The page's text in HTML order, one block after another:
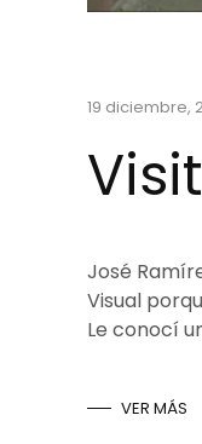
19 diciembre,
José
Visual
Le conocí
VER MÁS